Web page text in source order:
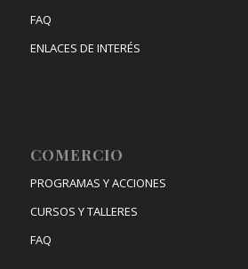
FAQ
ENLACES DE INTERÉS
COMERCIO
PROGRAMAS Y ACCIONES
CURSOS Y TALLERES
FAQ